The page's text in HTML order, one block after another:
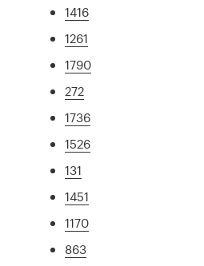
1416
1261
1790
272
1736
1526
131
1451
1170
863